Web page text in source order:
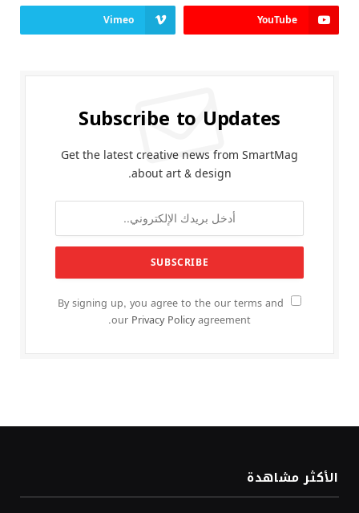
YouTube
Vimeo
Subscribe to Updates
Get the latest creative news from SmartMag
about art & design.
By signing up, you agree to the our terms and
our Privacy Policyagreement.
الأكثر مشاهدة